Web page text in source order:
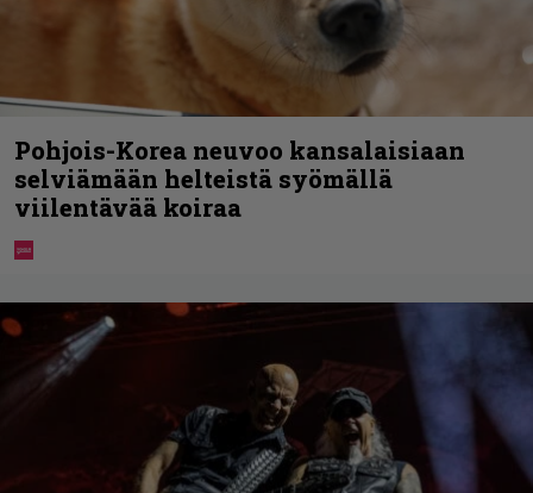
Pohjois-Korea neuvoo kansalaisiaan
selviämään helteistä syömällä
viilentävää koiraa